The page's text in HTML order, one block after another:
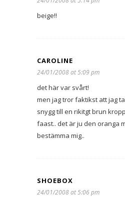
beige!!
CAROLINE
24/01/2008 at 5:09 pm
det här var svårt!
men jag tror faktikst att jag
snygg till en rikitgt brun
faast.. det är ju den oranga
bestämma mig..
SHOEBOX
24/01/2008 at 5:06 pm